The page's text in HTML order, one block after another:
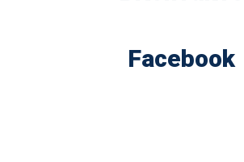
Facebook